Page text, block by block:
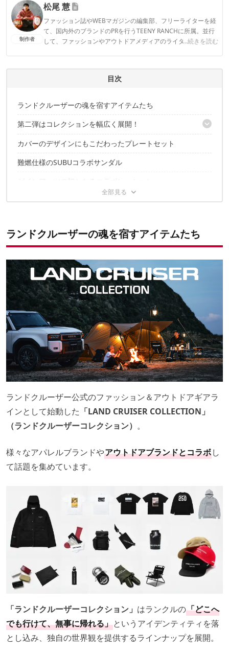
CAMP HACK編集部のプロフィール
制作者
松尾 慧
ファッション誌やWEBマガジンの編集部、フリーライターを経
て、国内外のブランドのPRを行うTEENY RANCHに所属。並行
して、ファッションやアウトドアメディアのライターとしても
...続きを読む
松尾 慧のプロフィール
目次
ランドクルーザーの魂を宿すアイテムたち
第二弾はコレクションを幅広く展開！
ランクルの車両デザインチームが手がけたマウンテンジャケット
肉厚で快適な履き心地を提供するソックス
カバーのデザインにもこだわったプレートセット
難燃仕様のSUBUコラボサンダル
ゼインアーツの初となるコラボレーション
多彩なコレクションはお見逃しなく！
ランドクルーザーの魂を宿すアイテムたち
ランドクルーザー公式のファッション＆アウトドアギアラ
インとして始動した 「LAND CRUISER COLLECTION」
（ランドクルーザーコレクション） 。
様々なアパレルブランドやアウトドアブランドとコラボし
て話題を集めています。
「ランドクルーザーコレクション」 はランクルの「どこへ
でも行けて、無事に帰れる」というアイデンティティを落
とし込み、独自の世界観を提供するラインナップを展開。